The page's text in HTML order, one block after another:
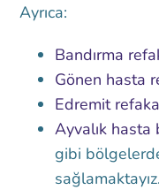
Ayrıca:
Bandırma
Gönen hasta
Edremit
Ayvalık hasta
gibi
sağlamaktayız.